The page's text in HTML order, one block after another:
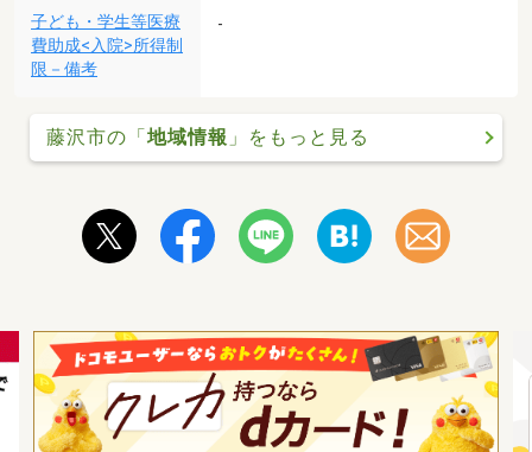
子ども・学生等医療
費助成<入院>所得制
限－備考
-
藤沢市の「地域情報 」をもっと見る